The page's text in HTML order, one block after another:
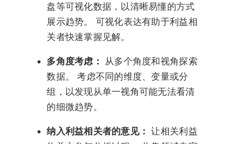
盘等可视化数据，以清晰易懂的方式
展示趋势。 可视化表达有助于利益相
关者快速掌握见解。
多角度考虑： 从多个角度和视角探索
数据。 考虑不同的维度、变量或分
组，以发现从单一视角可能无法看清
的细微趋势。
纳入利益相关者的意见：让相关利益